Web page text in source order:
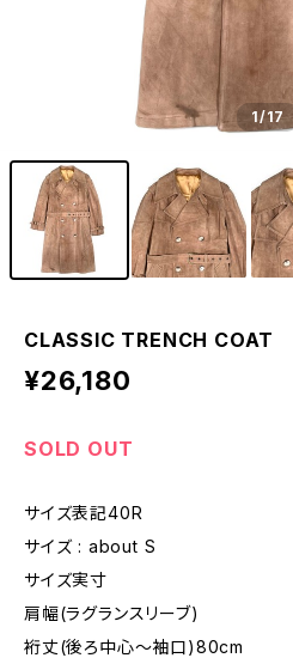
1/17
CLASSIC TRENCH COAT
¥26,180
SOLD OUT
サイズ表記40R
サイズ : about S
サイズ実寸
肩幅(ラグランスリーブ)
裄丈(後ろ中心〜袖口)80cm